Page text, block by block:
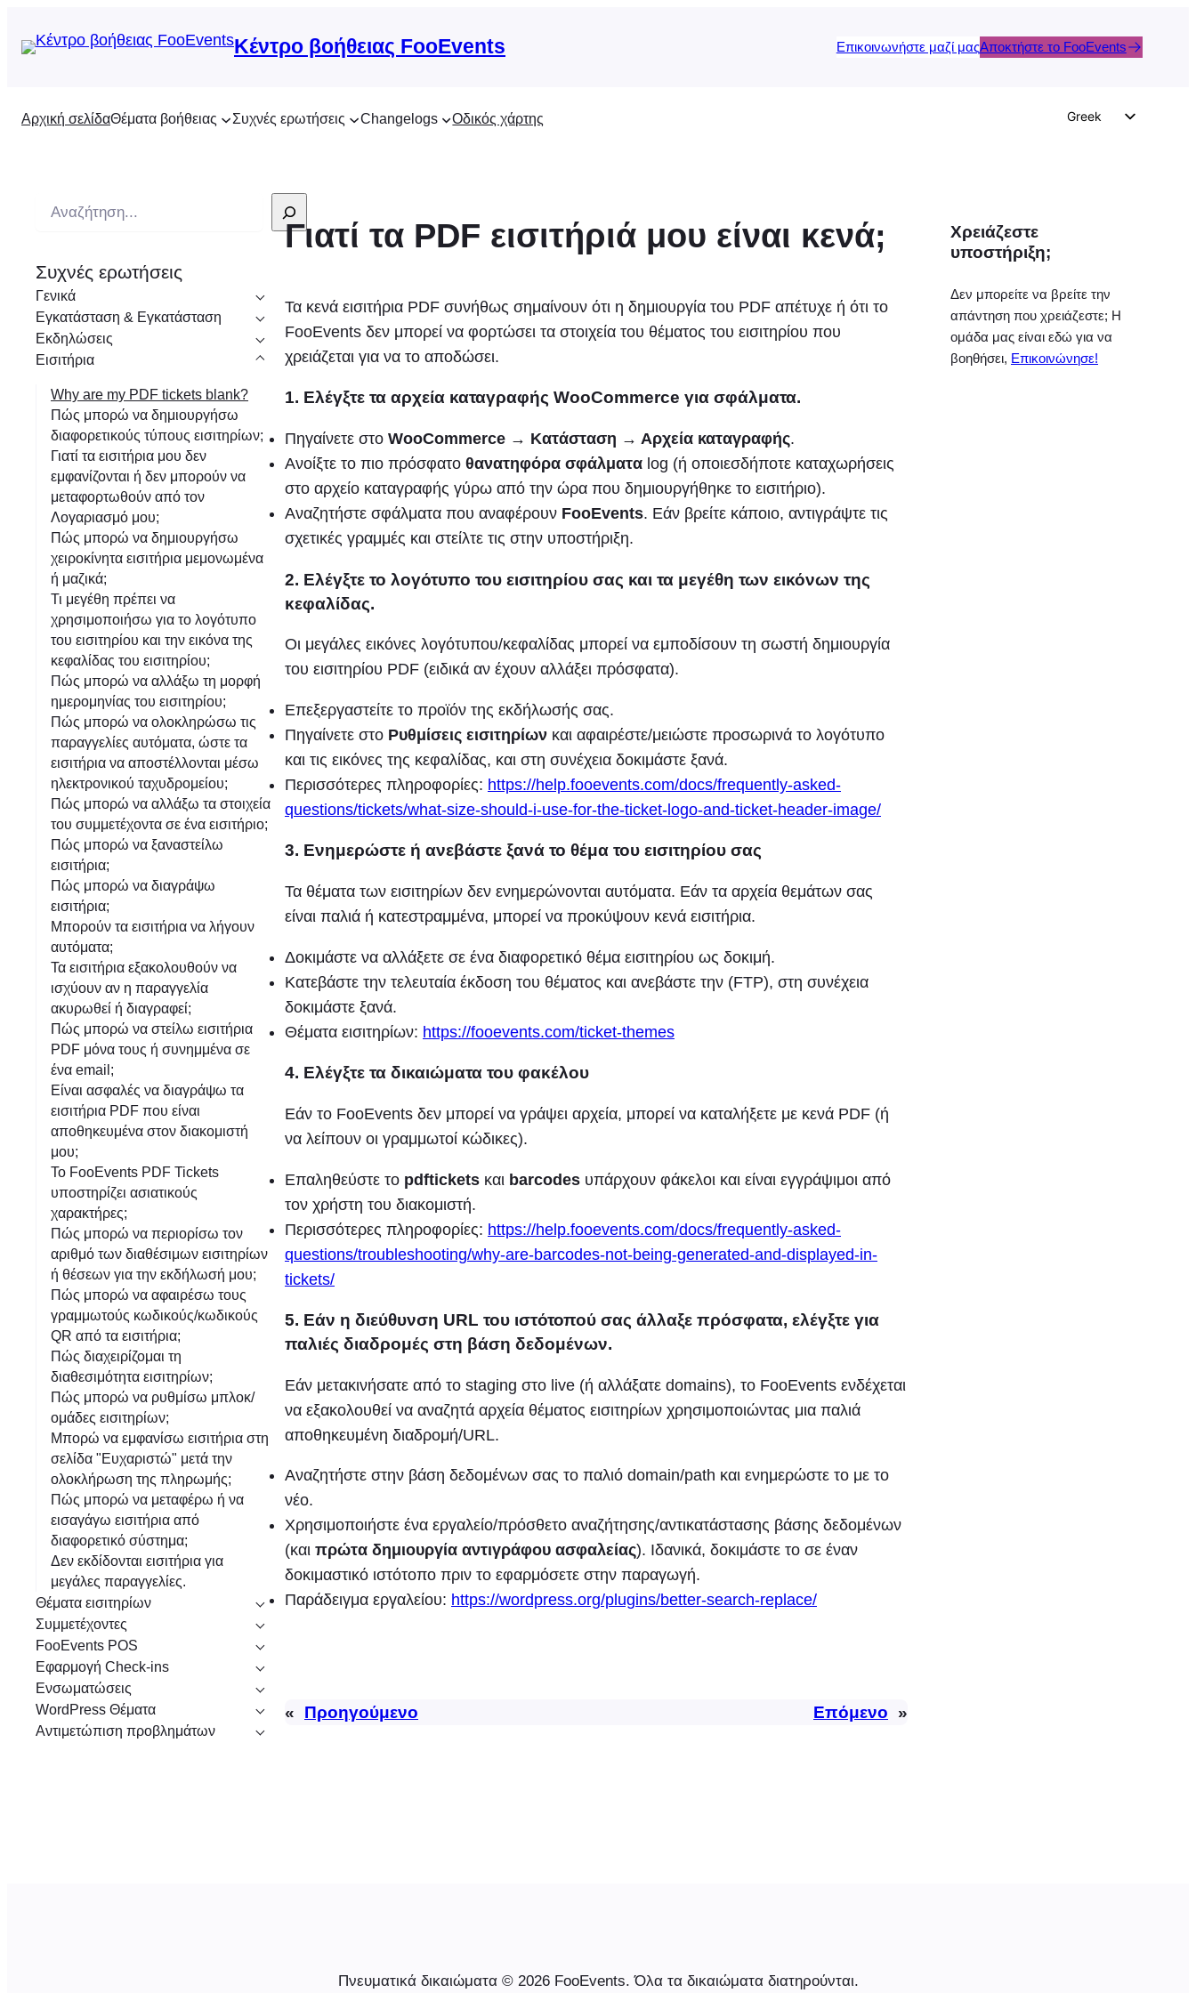
Κέντρο βοήθειας FooEvents Επικοινωνήστε μαζί μαςΑποκτήστε το FooEvents
Αρχική σελίδαΘέματα βοήθειας Συχνές ερωτήσεις Changelogs Οδικός χάρτης
Greek
Portuguese
French
Polish
ζ
ή
τ
η
Συχνές ερωτήσεις
Γενικά
Εγκατάσταση & Εγκατάσταση
Εκδηλώσεις
Εισιτήρια
Why are my PDF tickets blank?
Πώς μπορώ να δημιουργήσω
διαφορετικούς τύπους εισιτηρίων;
Γιατί τα εισιτήρια μου δεν
εμφανίζονται ή δεν μπορούν να
μεταφορτωθούν από τον
Λογαριασμό μου;
Πώς μπορώ να δημιουργήσω
χειροκίνητα εισιτήρια μεμονωμένα
ή μαζικά;
Τι μεγέθη πρέπει να
χρησιμοποιήσω για το λογότυπο
του εισιτηρίου και την εικόνα της
κεφαλίδας του εισιτηρίου;
Πώς μπορώ να αλλάξω τη μορφή
ημερομηνίας του εισιτηρίου;
Πώς μπορώ να ολοκληρώσω τις
παραγγελίες αυτόματα, ώστε τα
εισιτήρια να αποστέλλονται μέσω
ηλεκτρονικού ταχυδρομείου;
Πώς μπορώ να αλλάξω τα στοιχεία
του συμμετέχοντα σε ένα εισιτήριο;
Πώς μπορώ να ξαναστείλω
εισιτήρια;
Πώς μπορώ να διαγράψω
εισιτήρια;
Μπορούν τα εισιτήρια να λήγουν
αυτόματα;
Τα εισιτήρια εξακολουθούν να
ισχύουν αν η παραγγελία
ακυρωθεί ή διαγραφεί;
Πώς μπορώ να στείλω εισιτήρια
PDF μόνα τους ή συνημμένα σε
ένα email;
Είναι ασφαλές να διαγράψω τα
εισιτήρια PDF που είναι
αποθηκευμένα στον διακομιστή
μου;
Το FooEvents PDF Tickets
υποστηρίζει ασιατικούς
χαρακτήρες;
Πώς μπορώ να περιορίσω τον
αριθμό των διαθέσιμων εισιτηρίων
ή θέσεων για την εκδήλωσή μου;
Πώς μπορώ να αφαιρέσω τους
γραμμωτούς κωδικούς/κωδικούς
QR από τα εισιτήρια;
Πώς διαχειρίζομαι τη
διαθεσιμότητα εισιτηρίων;
Πώς μπορώ να ρυθμίσω μπλοκ/
ομάδες εισιτηρίων;
Μπορώ να εμφανίσω εισιτήρια στη
σελίδα "Ευχαριστώ" μετά την
ολοκλήρωση της πληρωμής;
Πώς μπορώ να μεταφέρω ή να
εισαγάγω εισιτήρια από
διαφορετικό σύστημα;
Δεν εκδίδονται εισιτήρια για
μεγάλες παραγγελίες.
Θέματα εισιτηρίων
Συμμετέχοντες
FooEvents POS
Εφαρμογή Check-ins
Ενσωματώσεις
WordPress Θέματα
Αντιμετώπιση προβλημάτων
Γιατί τα PDF εισιτήριά μου είναι κενά;
Τα κενά εισιτήρια PDF συνήθως σημαίνουν ότι η δημιουργία του PDF απέτυχε ή ότι το
FooEvents δεν μπορεί να φορτώσει τα στοιχεία του θέματος του εισιτηρίου που
χρειάζεται για να το αποδώσει.
1. Ελέγξτε τα αρχεία καταγραφής WooCommerce για σφάλματα.
Πηγαίνετε στο WooCommerce → Κατάσταση → Αρχεία καταγραφής.
Ανοίξτε το πιο πρόσφατο θανατηφόρα σφάλματα log (ή οποιεσδήποτε καταχωρήσεις
στο αρχείο καταγραφής γύρω από την ώρα που δημιουργήθηκε το εισιτήριο).
Αναζητήστε σφάλματα που αναφέρουν FooEvents. Εάν βρείτε κάποιο, αντιγράψτε τις
σχετικές γραμμές και στείλτε τις στην υποστήριξη.
2. Ελέγξτε το λογότυπο του εισιτηρίου σας και τα μεγέθη των εικόνων της
κεφαλίδας.
Οι μεγάλες εικόνες λογότυπου/κεφαλίδας μπορεί να εμποδίσουν τη σωστή δημιουργία
του εισιτηρίου PDF (ειδικά αν έχουν αλλάξει πρόσφατα).
Επεξεργαστείτε το προϊόν της εκδήλωσής σας.
Πηγαίνετε στο Ρυθμίσεις εισιτηρίων και αφαιρέστε/μειώστε προσωρινά το λογότυπο
και τις εικόνες της κεφαλίδας, και στη συνέχεια δοκιμάστε ξανά.
Περισσότερες πληροφορίες: https://help.fooevents.com/docs/frequently-asked-
questions/tickets/what-size-should-i-use-for-the-ticket-logo-and-ticket-header-image/
3. Ενημερώστε ή ανεβάστε ξανά το θέμα του εισιτηρίου σας
Τα θέματα των εισιτηρίων δεν ενημερώνονται αυτόματα. Εάν τα αρχεία θεμάτων σας
είναι παλιά ή κατεστραμμένα, μπορεί να προκύψουν κενά εισιτήρια.
Δοκιμάστε να αλλάξετε σε ένα διαφορετικό θέμα εισιτηρίου ως δοκιμή.
Κατεβάστε την τελευταία έκδοση του θέματος και ανεβάστε την (FTP), στη συνέχεια
δοκιμάστε ξανά.
Θέματα εισιτηρίων: https://fooevents.com/ticket-themes
4. Ελέγξτε τα δικαιώματα του φακέλου
Εάν το FooEvents δεν μπορεί να γράψει αρχεία, μπορεί να καταλήξετε με κενά PDF (ή
να λείπουν οι γραμμωτοί κώδικες).
Επαληθεύστε το pdftickets και barcodes υπάρχουν φάκελοι και είναι εγγράψιμοι από
τον χρήστη του διακομιστή.
Περισσότερες πληροφορίες: https://help.fooevents.com/docs/frequently-asked-
questions/troubleshooting/why-are-barcodes-not-being-generated-and-displayed-in-
tickets/
5. Εάν η διεύθυνση URL του ιστότοπού σας άλλαξε πρόσφατα, ελέγξτε για
παλιές διαδρομές στη βάση δεδομένων.
Εάν μετακινήσατε από το staging στο live (ή αλλάξατε domains), το FooEvents ενδέχεται
να εξακολουθεί να αναζητά αρχεία θέματος εισιτηρίων χρησιμοποιώντας μια παλιά
αποθηκευμένη διαδρομή/URL.
Αναζητήστε στην βάση δεδομένων σας το παλιό domain/path και ενημερώστε το με το
νέο.
Χρησιμοποιήστε ένα εργαλείο/πρόσθετο αναζήτησης/αντικατάστασης βάσης δεδομένων
(και πρώτα δημιουργία αντιγράφου ασφαλείας). Ιδανικά, δοκιμάστε το σε έναν
δοκιμαστικό ιστότοπο πριν το εφαρμόσετε στην παραγωγή.
Παράδειγμα εργαλείου: https://wordpress.org/plugins/better-search-replace/
« Προηγούμενο Επόμενο »
Χρειάζεστε
υποστήριξη;
Δεν μπορείτε να βρείτε την
απάντηση που χρειάζεστε; Η
ομάδα μας είναι εδώ για να
βοηθήσει, Επικοινώνησε!
Πνευματικά δικαιώματα © 2026 FooEvents. Όλα τα δικαιώματα διατηρούνται.